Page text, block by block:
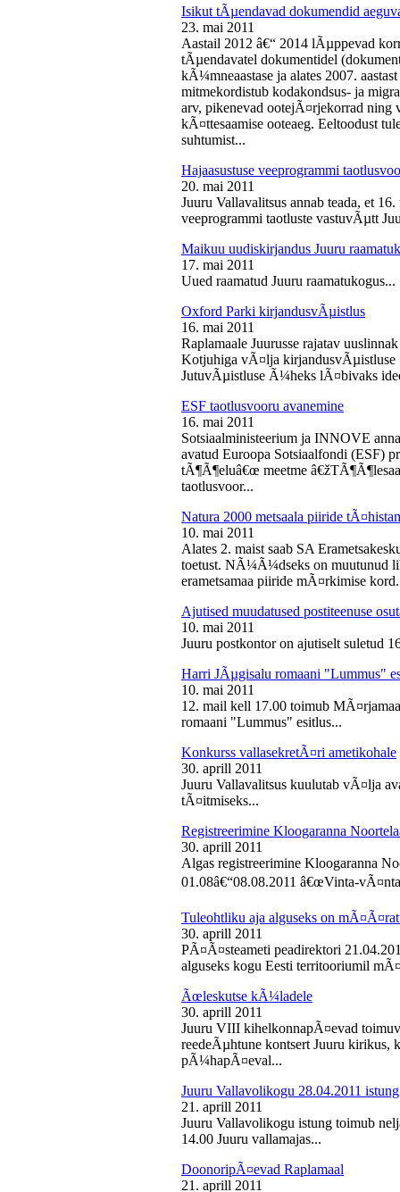
Isikut tÃµendavad dokumendid
23. mai 2011
Aastail 2012 â€“ 2014 lÃµppevad
tÃµendavatel dokumentidel
kÃ¼mneaastase ja alates 2007.
mitmekordistub kodakondsus- ja
arv, pikenevad ootejÃ¤rjekorrad ning
kÃ¤ttesaamise ooteaeg. Eeltoodust
suhtumist...
Hajaasustuse veeprogrammi
20. mai 2011
Juuru Vallavalitsus annab teada, et
veeprogrammi taotluste vastuvÃµtt
Maikuu uudiskirjandus Juuru
17. mai 2011
Uued raamatud Juuru raamatukogus...
Oxford Parki kirjandusvÃµistlus
16. mai 2011
Raplamaale Juurusse rajatav
Kotjuhiga vÃ¤lja
JutuvÃµistluse Ã¼heks lÃ¤bivaks
ESF taotlusvooru avanemine
16. mai 2011
Sotsiaalministeerium ja INNOVE
avatud Euroopa Sotsiaalfondi (ESF)
tÃ¶Ã¶eluâ€œ meetme
taotlusvoor...
Natura 2000 metsaala piiride
10. mai 2011
Alates 2. maist saab SA
toetust. NÃ¼Ã¼dseks on muutunud
erametsamaa piiride mÃ¤rkimise
Ajutised muudatused postiteenuse
10. mai 2011
Juuru postkontor on ajutiselt suletud
Harri JÃµgisalu romaani "Lummus"
10. mai 2011
12. mail kell 17.00 toimub
romaani "Lummus" esitlus...
Konkurss vallasekretÃ¤ri ametikohale
30. aprill 2011
Juuru Vallavalitsus kuulutab vÃ¤lja
tÃ¤itmiseks...
Registreerimine Kloogaranna
30. aprill 2011
Algas registreerimine Kloogaranna
01.08â€“08.08.2011 â€œVinta-
Tuleohtliku aja alguseks on
30. aprill 2011
PÃ¤Ã¤steameti peadirektori
alguseks kogu Eesti territooriumil
Ãœleskutse kÃ¼ladele
30. aprill 2011
Juuru VIII kihelkonnapÃ¤evad
reedeÃµhtune kontsert Juuru
pÃ¼hapÃ¤eval...
Juuru Vallavolikogu 28.04.2011 istung
21. aprill 2011
Juuru Vallavolikogu istung toimub
14.00 Juuru vallamajas...
DoonoripÃ¤evad Raplamaal
21. aprill 2011